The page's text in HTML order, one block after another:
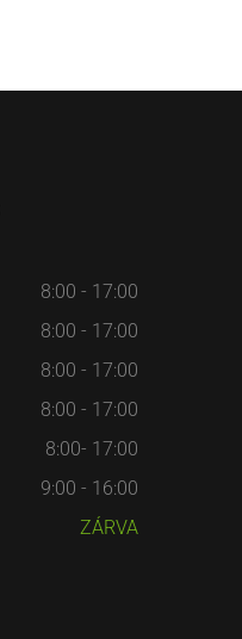
8:00 - 17:00
8:00 - 17:00
8:00 - 17:00
8:00 - 17:00
8:00- 17:00
9:00 - 16:00
ZÁRVA